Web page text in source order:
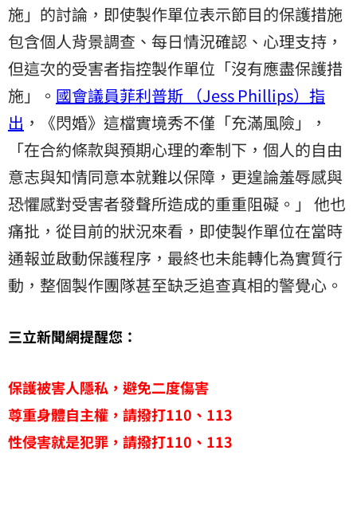
施」的討論，即使製作單位表示節目的保護措施
包含個人背景調查、每日情況確認、心理支持，
但這次的受害者指控製作單位「沒有應盡保護措
施」。 國會議員菲利普斯 （Jess Phillips）指
出 ，《閃婚》這檔實境秀不僅「充滿風險」，
「在合約條款與預期心理的牽制下，個人的自由
意志與知情同意本就難以保障，更遑論羞辱感與
恐懼感對受害者發聲所造成的重重阻礙。」 他也
痛批，從目前的狀況來看，即使製作單位在當時
通報並啟動保護程序，最終也未能轉化為實質行
動，整個製作團隊甚至缺乏追查真相的警覺心。
三立新聞網提醒您：
保護被害人隱私，避免二度傷害
尊重身體自主權，請撥打110、113
性侵害就是犯罪，請撥打110、113